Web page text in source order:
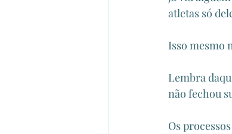
atletas só
Isso mesmo
Lembra
não fechou
Os